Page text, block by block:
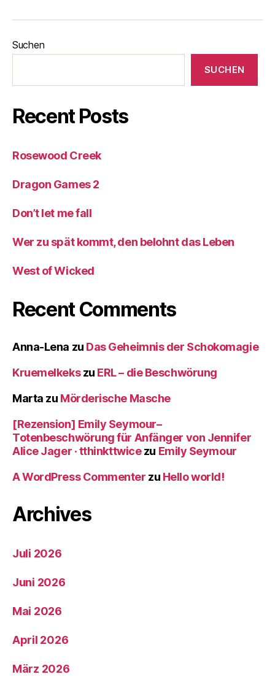
Suchen
SUCHEN
Recent Posts
Rosewood Creek
Dragon Games 2
Don’t let me fall
Wer zu spät kommt, den belohnt das Leben
West of Wicked
Recent Comments
Anna-Lena zu Das Geheimnis der Schokomagie
Kruemelkekszu ERL – die Beschwörung
Marta zu Mörderische Masche
[Rezension] Emily Seymour–
Totenbeschwörung für Anfänger von Jennifer
Alice Jager · tthinkttwicezu Emily Seymour
A WordPress Commenter zu Hello world!
Archives
Juli 2026
Juni 2026
Mai 2026
April 2026
März 2026